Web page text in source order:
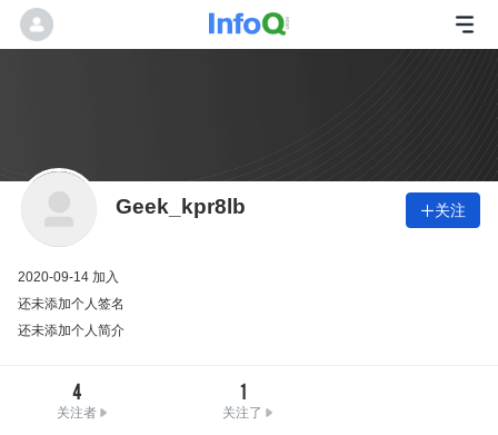
Geek_kpr8lb 关注
2020-09-14 加入
还未添加个人签名
还未添加个人简介
4
关注者
1
关注了